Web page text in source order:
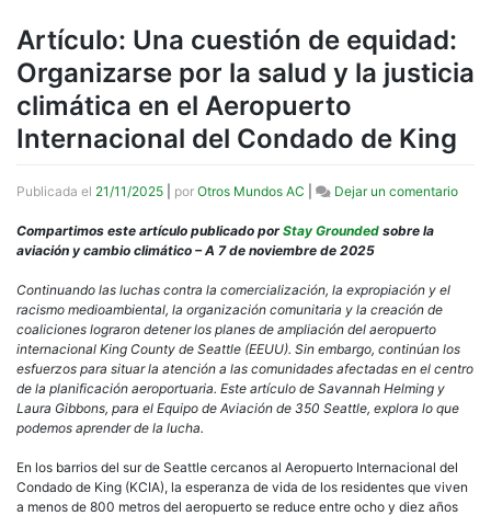
Artículo: Una cuestión de equidad:
Organizarse por la salud y la justicia
climática en el Aeropuerto
Internacional del Condado de King
Publicada el 21/11/2025 por Otros Mundos AC Dejar un comentarioen
la
salud
la
el
Compartimos este artículo publicado porStay Grounded sobre la
aviación y cambio climático – A 7 de noviembre de 2025
Continuando las luchas contra la comercialización, la expropiación y el
racismo medioambiental, la organización comunitaria y la creación de
coaliciones lograron detener los planes de ampliación del aeropuerto
internacional King County de Seattle (EEUU). Sin embargo, continúan los
esfuerzos para situar la atención a las comunidades afectadas en el centro
de la planificación aeroportuaria. Este artículo de Savannah Helming y
Laura Gibbons, para el Equipo de Aviación de 350 Seattle, explora lo que
podemos aprender de la lucha.
En los barrios del sur de Seattle cercanos al Aeropuerto Internacional del
Condado de King (KCIA), la esperanza de vida de los residentes que viven
a menos de 800 metros del aeropuerto se reduce entre ocho y diez años